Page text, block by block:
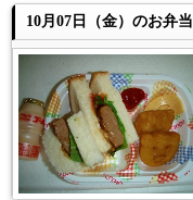
10月07日（金）のお弁当